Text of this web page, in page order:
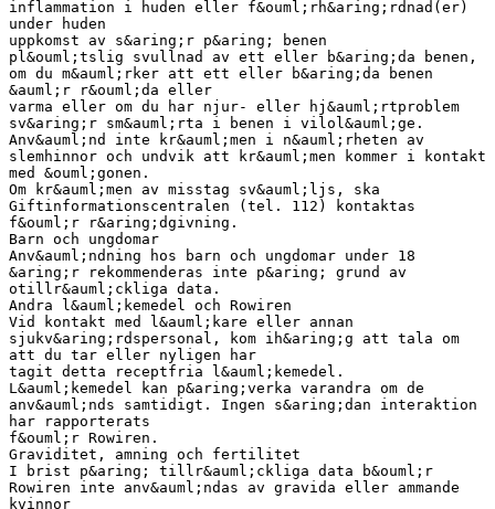
inflammation i huden eller f&ouml;rh&aring;rdnad(er)
under huden
uppkomst av s&aring;r p&aring; benen
pl&ouml;tslig svullnad av ett eller b&aring;da benen,
om du m&auml;rker att ett eller b&aring;da benen
&auml;r r&ouml;da eller
varma eller om du har njur- eller hj&auml;rtproblem
sv&aring;r sm&auml;rta i benen i vilol&auml;ge.
Anv&auml;nd inte kr&auml;men i n&auml;rheten av
slemhinnor och undvik att kr&auml;men kommer i kontakt
med &ouml;gonen.
Om kr&auml;men av misstag sv&auml;ljs, ska
Giftinformationscentralen (tel. 112) kontaktas
f&ouml;r r&aring;dgivning.
Barn och ungdomar
Anv&auml;ndning hos barn och ungdomar under 18
&aring;r rekommenderas inte p&aring; grund av
otillr&auml;ckliga data.
Andra l&auml;kemedel och Rowiren
Vid kontakt med l&auml;kare eller annan
sjukv&aring;rdspersonal, kom ih&aring;g att tala om
att du tar eller nyligen har
tagit detta receptfria l&auml;kemedel.
L&auml;kemedel kan p&aring;verka varandra om de
anv&auml;nds samtidigt. Ingen s&aring;dan interaktion
har rapporterats
f&ouml;r Rowiren.
Graviditet, amning och fertilitet
I brist p&aring; tillr&auml;ckliga data b&ouml;r
Rowiren inte anv&auml;ndas av gravida eller ammande
kvinnor